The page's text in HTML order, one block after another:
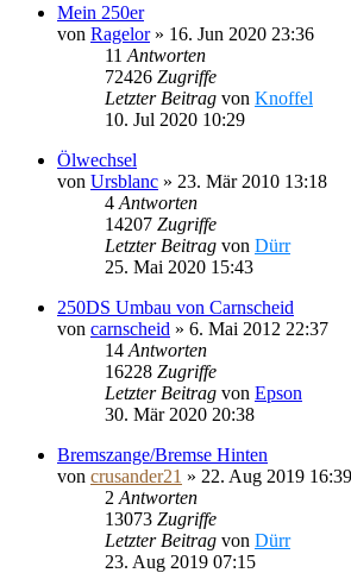
Mein 250er
von Ragelor» 16. Jun 2020 23:36
11 Antworten
72426 Zugriffe
Letzter Beitrag von Knoffel
10. Jul 2020 10:29
Ölwechsel
von Ursblanc » 23. Mär 2010 13:18
4 Antworten
14207 Zugriffe
Letzter Beitrag von Dürr
25. Mai 2020 15:43
250DS Umbau von Carnscheid
von carnscheid » 6. Mai 2012 22:37
14 Antworten
16228 Zugriffe
Letzter Beitrag von Epson
30. Mär 2020 20:38
Bremszange/Bremse Hinten
von crusander21 » 22. Aug 2019 16:39
2 Antworten
13073 Zugriffe
Letzter Beitrag von Dürr
23. Aug 2019 07:15